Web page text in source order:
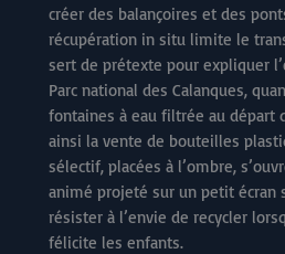
créer des balançoires et des
récupération in situ limite le
sert de prétexte pour expliquer
Parc national des Calanques,
fontaines à eau filtrée au départ
ainsi la vente de bouteilles
sélectif, placées à l’ombre,
animé projeté sur un petit écran
résister à l’envie de recycler
félicite les enfants.